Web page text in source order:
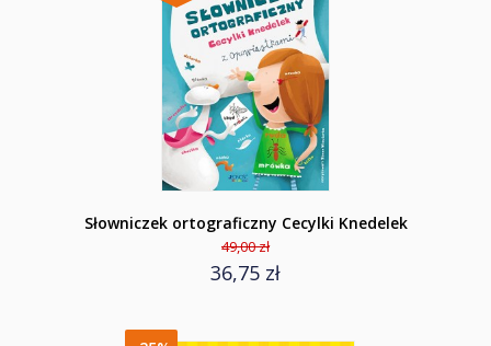
Słowniczek ortograficzny Cecylki Knedelek
49,00 zł
36,75 zł